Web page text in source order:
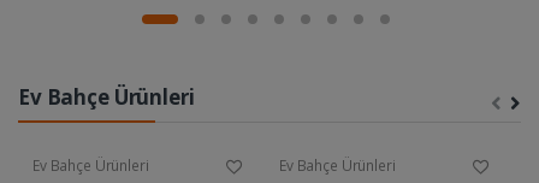
Ev Bahçe Ürünleri
Ev Bahçe Ürünleri
Ev Bahçe Ürünleri